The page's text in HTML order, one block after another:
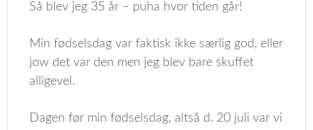
Så blev jeg 35 år – puha hvor tiden går!
Min fødselsdag var faktisk ikke særlig god, eller
jow det var den men jeg blev bare skuffet
alligevel.
Dagen før min fødselsdag, altså d. 20 juli var vi